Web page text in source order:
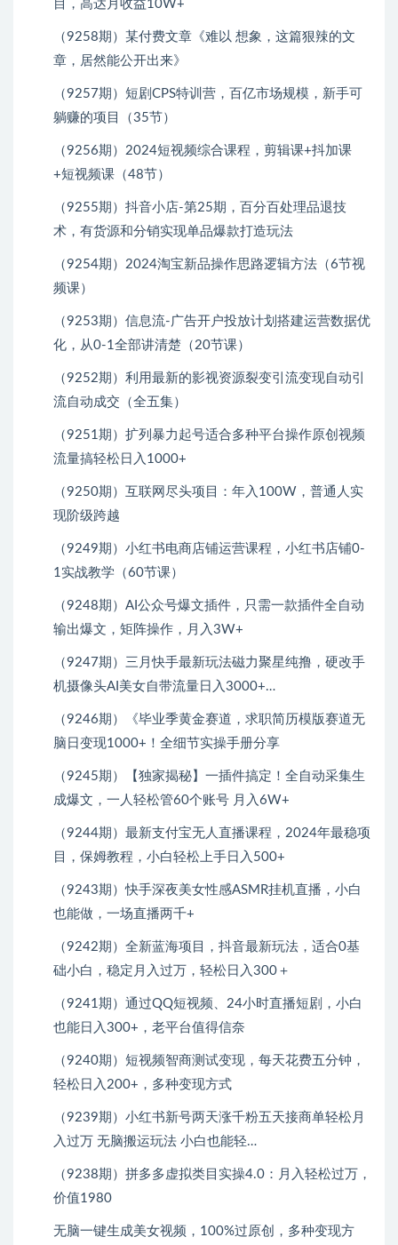
目，高达月收益10W+
（9258期）某付费文章《难以 想象，这篇狠辣的文
章，居然能公开出来》
（9257期）短剧CPS特训营，百亿市场规模，新手可
躺赚的项目（35节）
（9256期）2024短视频综合课程，剪辑课+抖加课
+短视频课（48节）
（9255期）抖音小店-第25期，百分百处理品退技
术，有货源和分销实现单品爆款打造玩法
（9254期）2024淘宝新品操作思路逻辑方法（6节视
频课）
（9253期）信息流-广告开户投放计划搭建运营数据优
化，从0-1全部讲清楚（20节课）
（9252期）利用最新的影视资源裂变引流变现自动引
流自动成交（全五集）
（9251期）扩列暴力起号适合多种平台操作原创视频
流量搞轻松日入1000+
（9250期）互联网尽头项目：年入100W，普通人实
现阶级跨越
（9249期）小红书电商店铺运营课程，小红书店铺0-
1实战教学（60节课）
（9248期）AI公众号爆文插件，只需一款插件全自动
输出爆文，矩阵操作，月入3W+
（9247期）三月快手最新玩法磁力聚星纯撸，硬改手
机摄像头AI美女自带流量日入3000+…
（9246期）《毕业季黄金赛道，求职简历模版赛道无
脑日变现1000+！全细节实操手册分享
（9245期）【独家揭秘】一插件搞定！全自动采集生
成爆文，一人轻松管60个账号 月入6W+
（9244期）最新支付宝无人直播课程，2024年最稳项
目，保姆教程，小白轻松上手日入500+
（9243期）快手深夜美女性感ASMR挂机直播，小白
也能做，一场直播两千+
（9242期）全新蓝海项目，抖音最新玩法，适合0基
础小白，稳定月入过万，轻松日入300＋
（9241期）通过QQ短视频、24小时直播短剧，小白
也能日入300+，老平台值得信奈
（9240期）短视频智商测试变现，每天花费五分钟，
轻松日入200+，多种变现方式
（9239期）小红书新号两天涨千粉五天接商单轻松月
入过万 无脑搬运玩法 小白也能轻…
（9238期）拼多多虚拟类目实操4.0：月入轻松过万，
价值1980
无脑一键生成美女视频，100%过原创，多种变现方